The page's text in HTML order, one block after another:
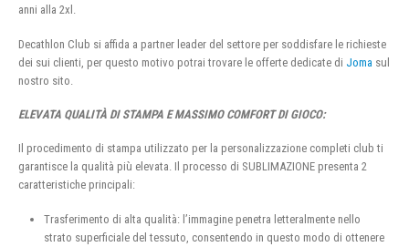
anni alla 2xl.
Decathlon Club si affida a partner leader del settore per soddisfare le richieste
dei sui clienti, per questo motivo potrai trovare le offerte dedicate di Joma sul
nostro sito.
ELEVATA QUALITÀ DI STAMPA E MASSIMO COMFORT DI GIOCO:
Il procedimento di stampa utilizzato per la personalizzazione completi club ti
garantisce la qualità più elevata. Il processo di SUBLIMAZIONE presenta 2
caratteristiche principali:
Trasferimento di alta qualità: l’immagine penetra letteralmente nello
strato superficiale del tessuto, consentendo in questo modo di ottenere